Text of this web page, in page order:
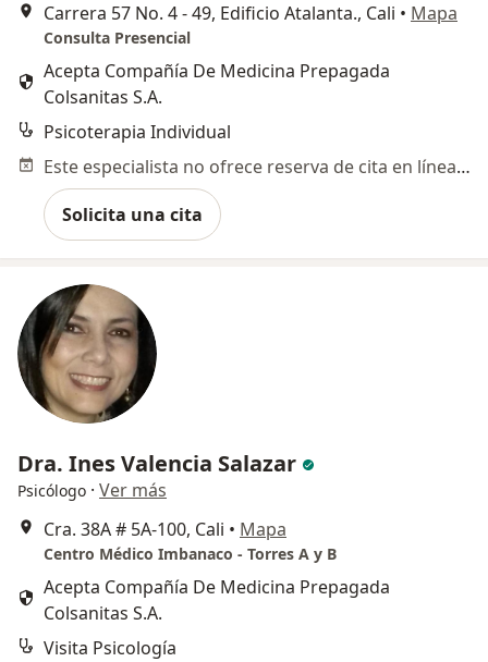
Carrera 57 No. 4 - 49, Edificio Atalanta., Cali • Mapa
Consulta Presencial
Acepta Compañía De Medicina Prepagada
Colsanitas S.A.
Psicoterapia Individual
Este especialista no ofrece reserva de cita en línea en esta dirección.
Solicita una cita
Dra. Ines Valencia Salazar
Psicólogo · Ver más
Cra. 38A # 5A-100, Cali • Mapa
Centro Médico Imbanaco - Torres A y B
Acepta Compañía De Medicina Prepagada
Colsanitas S.A.
Visita Psicología